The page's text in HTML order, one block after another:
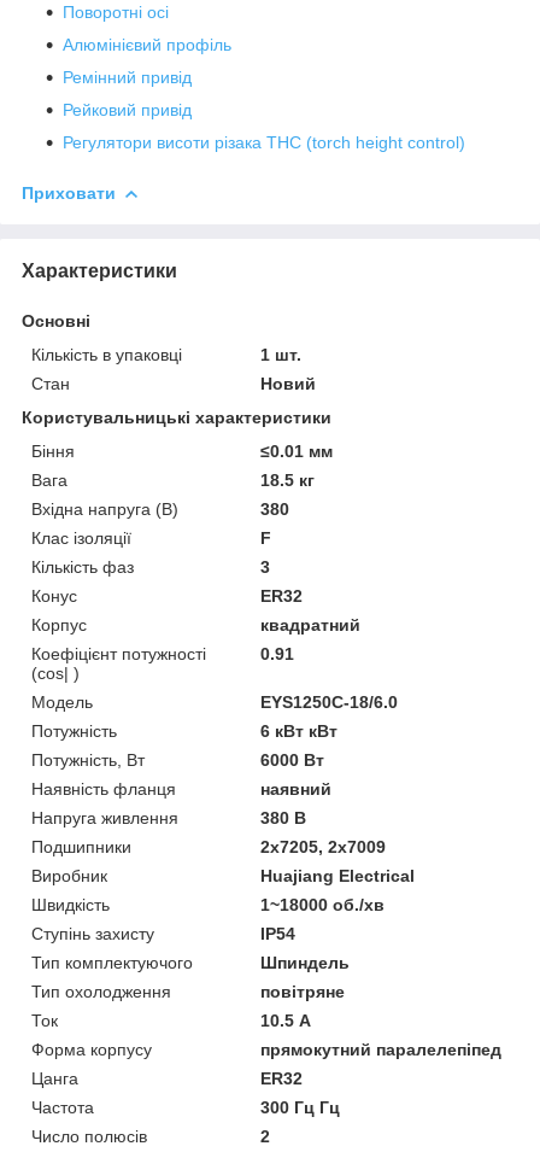
Поворотні осі
Алюмінієвий профіль
Ремінний привід
Рейковий привід
Регулятори висоти різака THC (torch height control)
Приховати
Характеристики
Основні
Кількість в упаковці
1 шт.
Стан
Новий
Користувальницькі характеристики
Біння
≤0.01 мм
Вага
18.5 кг
Вхідна напруга (В)
380
Клас ізоляції
F
Кількість фаз
3
Конус
ER32
Корпус
квадратний
Коефіцієнт потужності
(cos| )
0.91
Мoдель
EYS1250C-18/6.0
Потужність
6 кВт кВт
Потужність, Вт
6000 Вт
Наявність фланця
наявний
Напруга живлення
380 В
Подшипники
2х7205, 2х7009
Виробник
Huajiang Electrical
Швидкість
1~18000 об./хв
Ступінь захисту
IP54
Тип комплектуючого
Шпиндель
Тип охолодження
повітряне
Ток
10.5 А
Форма корпусу
прямокутний паралелепіпед
Цанга
ER32
Частота
300 Гц Гц
Число полюсів
2